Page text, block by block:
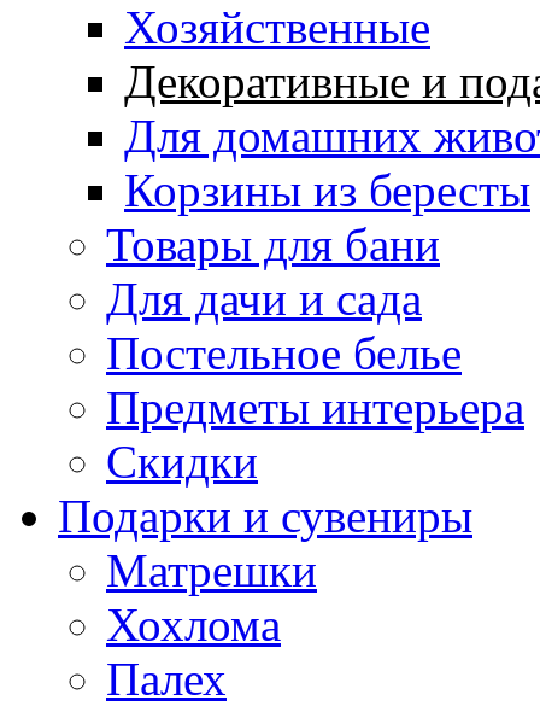
Хозяйственные
Декоративные и
Для домашних
Корзины из бересты
Товары для бани
Для дачи и сада
Постельное белье
Предметы интерьера
Скидки
Подарки и сувениры
Матрешки
Хохлома
Палех